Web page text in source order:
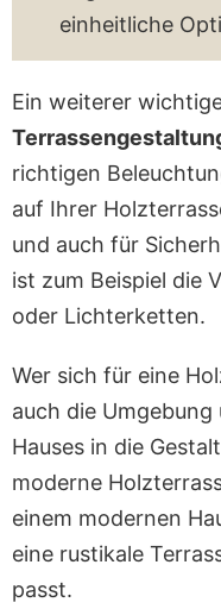
einheitliche
Ein weiterer
richtigen
auf Ihrer
und auch für
ist zum Beispiel die
oder Lichterketten.
Wer sich für eine
auch die
Hauses in die
moderne
einem modernen
eine rustikale
passt.